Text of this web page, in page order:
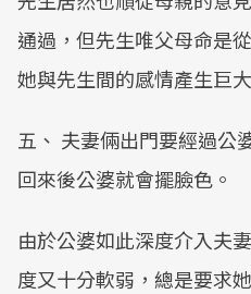
通過，但先生唯父母命是
她與先生間的感情產生巨
五、 夫妻倆出門要經過公
回來後公婆就會擺臉色。
由於公婆如此深度介入夫
度又十分軟弱，總是要求